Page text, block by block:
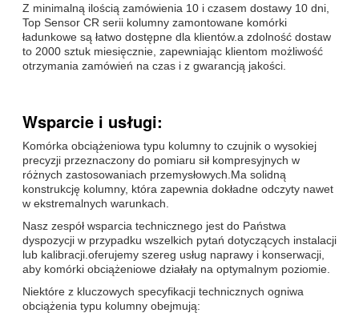
Z minimalną ilością zamówienia 10 i czasem dostawy 10 dni,
Top Sensor CR serii kolumny zamontowane komórki
ładunkowe są łatwo dostępne dla klientów.a zdolność dostaw
to 2000 sztuk miesięcznie, zapewniając klientom możliwość
otrzymania zamówień na czas i z gwarancją jakości.
Wsparcie i usługi:
Komórka obciążeniowa typu kolumny to czujnik o wysokiej
precyzji przeznaczony do pomiaru sił kompresyjnych w
różnych zastosowaniach przemysłowych.Ma solidną
konstrukcję kolumny, która zapewnia dokładne odczyty nawet
w ekstremalnych warunkach.
Nasz zespół wsparcia technicznego jest do Państwa
dyspozycji w przypadku wszelkich pytań dotyczących instalacji
lub kalibracji.oferujemy szereg usług naprawy i konserwacji,
aby komórki obciążeniowe działały na optymalnym poziomie.
Niektóre z kluczowych specyfikacji technicznych ogniwa
obciążenia typu kolumny obejmują: